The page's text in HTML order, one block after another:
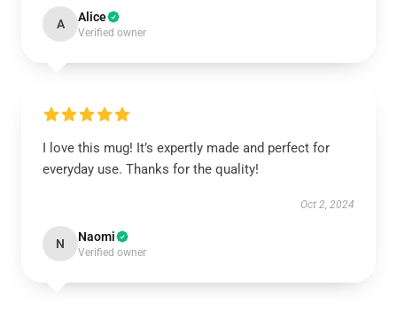
A Alice
Verified owner
I love this mug! It’s expertly made and perfect for
everyday use. Thanks for the quality!
Oct 2, 2024
N Naomi
Verified owner